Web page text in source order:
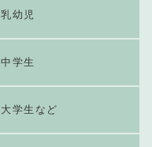
乳幼児
中学生
大学生など